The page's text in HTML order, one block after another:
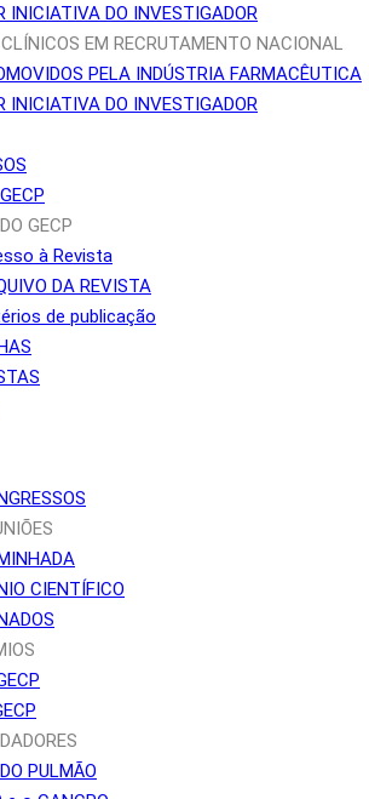
INICIATIVA DO INVESTIGADOR
EM RECRUTAMENTO NACIONAL
PELA INDÚSTRIA FARMACÊUTICA
INICIATIVA DO INVESTIGADOR
GECP
à Revista
DA REVISTA
de publicação
CIENTÍFICO
PULMÃO